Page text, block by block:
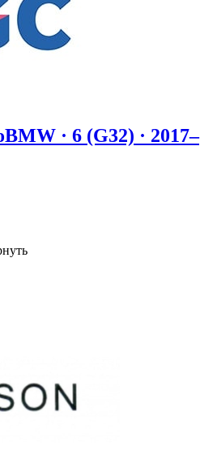
BMW · 6 (G32) · 2017–